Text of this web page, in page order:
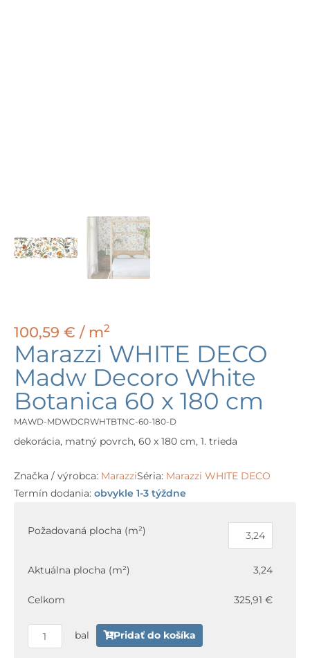
100,59 € / m2
Marazzi WHITE DECO
Madw Decoro White
Botanica 60 x 180 cm
MAWD-MDWDCRWHTBTNC-60-180-D
dekorácia, matný povrch, 60 x 180 cm, 1. trieda
Značka / výrobca: MarazziSéria: Marazzi WHITE DECO
Termín dodania: obvykle 1-3 týždne
Požadovaná plocha (m²)
Aktuálna plocha (m²) 3,24
Celkom 325,91 €
Marazzi
Decoro
Botanica
60
bal Pridať do košíka